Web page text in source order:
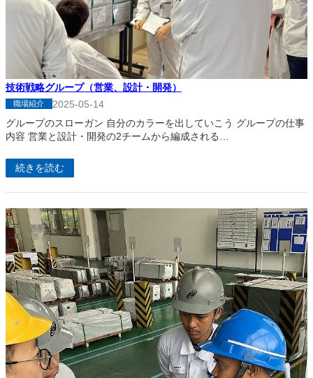
技術戦略グループ（営業、設計・開発）
職場紹介
2025-05-14
グループのスローガン 自分のカラーを出していこう グループの仕事
内容 営業と設計・開発の2チームから編成される…
続きを読む